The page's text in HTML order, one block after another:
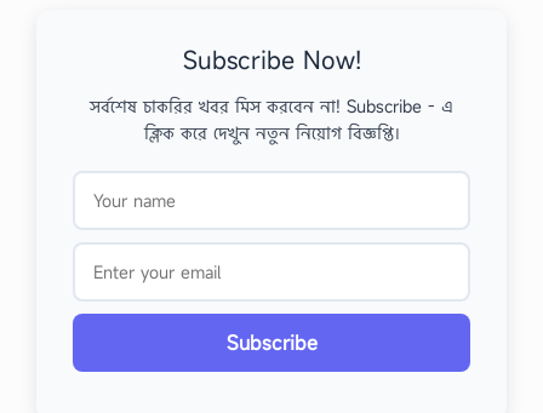
Subscribe Now!
সর্বশেষ চাকরির খবর মিস করবেন না! Subscribe - এ
ক্লিক করে দেখুন নতুন নিয়োগ বিজ্ঞপ্তি।
Subscribe